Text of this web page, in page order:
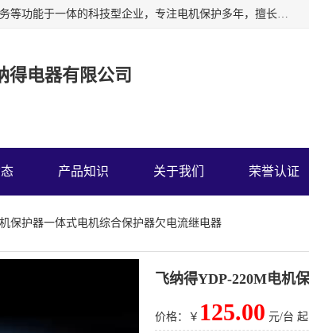
宁波飞纳得电器有限公司以工业电器为主导，集研发，制造，贸易，服务等功能于一体的科技型企业，专注电机保护多年，擅长单片机技术在工业控制、电力电子、汽车电子等领域的应用。主要产品有电机保护器，缺相保护器，相序保护器，电压电流表，浪涌保护器，温控器等我们的使命是通过系统的解决方案为客户创造高的价值，我们也热诚欢迎国内外客户来公司考察交流。
得电器有限公司
产品知识 关于我们 荣誉认证
保护器一体式电机综合保护器欠电流继电器
飞纳得YDP-220M电机
价格：￥ 125.00 元/台 起